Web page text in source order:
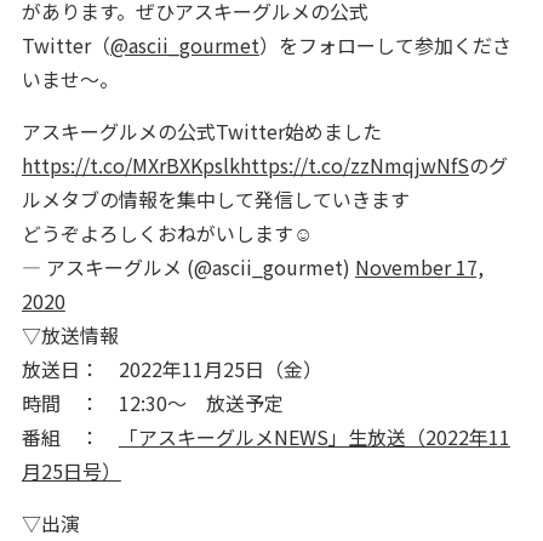
があります。ぜひアスキーグルメの公式
Twitter（@ascii_gourmet）をフォローして参加くださ
いませ～。
アスキーグルメの公式Twitter始めました
https://t.co/MXrBXKpslkhttps://t.co/zzNmqjwNfSのグ
ルメタブの情報を集中して発信していきます
どうぞよろしくおねがいします☺️
— アスキーグルメ (@ascii_gourmet) November 17,
2020
▽放送情報
放送日： 2022年11月25日（金）
時間 ： 12:30～ 放送予定
番組 ：
「アスキーグルメNEWS」生放送（2022年11
月25日号）
▽出演